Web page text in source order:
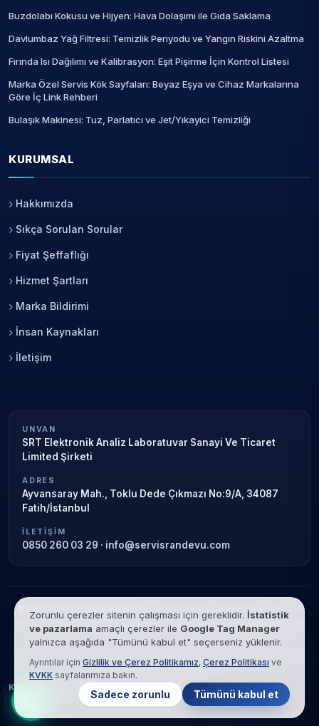
Buzdolabı Kokusu ve Hijyen: Hava Dolaşımı ile Gıda Saklama
Davlumbaz Yağ Filtresi: Temizlik Periyodu ve Yangın Riskini Azaltma
Fırında Isı Dağılımı ve Kalibrasyon: Eşit Pişirme İçin Kontrol Listesi
Marka Özel Servis Kök Sayfaları: Beyaz Eşya ve Cihaz Markalarına
Göre İç Link Rehberi
Bulaşık Makinesi: Tuz, Parlatıcı ve Jet/Yıkayici Temizliği
KURUMSAL
Hakkımızda
Sıkça Sorulan Sorular
Fiyat Şeffaflığı
Hizmet Şartları
Marka Bildirimi
İnsan Kaynakları
İletişim
UNVAN
SRT Elektronik Analiz Laboratuvar Sanayi Ve Ticaret
Limited Şirketi
ADRES
Ayvansaray Mah., Toklu Dede Çıkmazı No:9/A, 34087
Fatih/İstanbul
İLETIŞIM
0850 260 03 29 · info@servisrandevu.com
Garanti süresi sona ermiş veya özel
servis kapsamındaki cihazlar için hizmet verilir. Marka adları yalnızca
tanımlama amaçlıdır; yetkili servis ilişkisi bulunmamaktadır.
© 2026 SRT Elektronik Analiz Laboratuvar Sanayi Ve Ticaret Limited
Şirketi. Tüm hakları saklıdır.
KVKK
Çerez Politikası Hizmet Şartları
Zorunlu çerezler sitenin çalışması için gereklidir. İstatistik
ve pazarlama amaçlı çerezler ile Google Tag Manager
yalnızca aşağıda "Tümünü kabul et" seçerseniz yüklenir.
Ayrıntılar için Gizlilik ve Çerez Politikamız, Çerez Politikası ve
KVKK sayfalarımıza bakın.
Sadece zorunlu Tümünü kabul et